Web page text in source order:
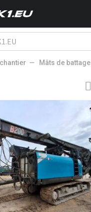
Mâts de battage